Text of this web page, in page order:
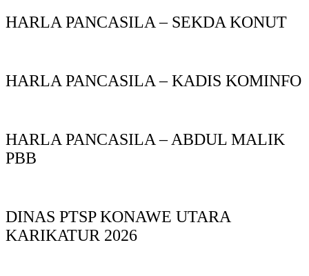
HARLA PANCASILA – SEKDA KONUT
HARLA PANCASILA – KADIS KOMINFO
HARLA PANCASILA – ABDUL MALIK
PBB
DINAS PTSP KONAWE UTARA
KARIKATUR 2026